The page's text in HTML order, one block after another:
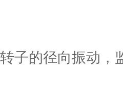
子的径向振动，